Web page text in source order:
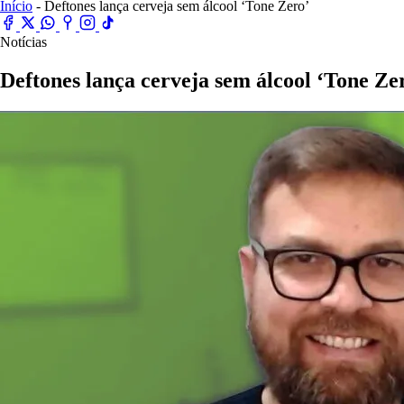
Início - Deftones lança cerveja sem álcool ‘Tone Zero’
Notícias
Deftones lança cerveja sem álcool ‘Tone